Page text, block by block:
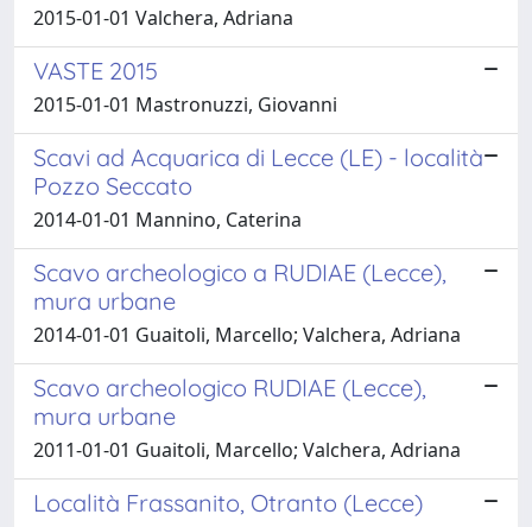
2015-01-01 Valchera, Adriana
VASTE 2015
2015-01-01 Mastronuzzi, Giovanni
Scavi ad Acquarica di Lecce (LE) - località
Pozzo Seccato
2014-01-01 Mannino, Caterina
Scavo archeologico a RUDIAE (Lecce),
mura urbane
2014-01-01 Guaitoli, Marcello; Valchera, Adriana
Scavo archeologico RUDIAE (Lecce),
mura urbane
2011-01-01 Guaitoli, Marcello; Valchera, Adriana
Località Frassanito, Otranto (Lecce)